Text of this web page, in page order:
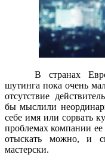
В странах
шутинга пока очень
отсутствие
бы мыслили
себе имя или сорвать
проблемах компании
отыскать можно, и
мастерски.